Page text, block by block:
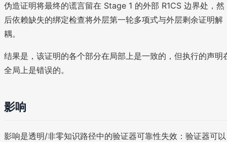
伪造证明将最终的谎言留在 Stage 1 的外部 R1CS 边界处，然
后依赖缺失的绑定检查将外层第一轮多项式与外层剩余证明解
耦。
结果是，该证明的各个部分在局部上是一致的，但执行的声明
全局上是错误的。
影响
影响是透明/非零知识路径中的验证器可靠性失效：验证器可以